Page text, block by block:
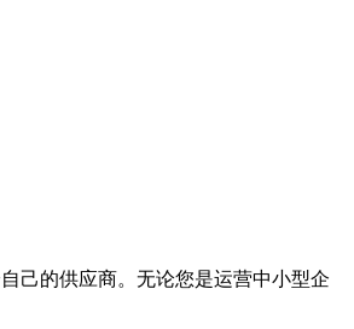
己的供应商。无论您是运营中小型企